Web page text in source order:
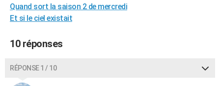
GUIDES D'ACHAT
Carte de Noël
Carte Bonne année
Carte Saint-Valentin
Carte Pâques
Carte d'anniversaire
Quand sort la saison 2 de mercredi
Et si le ciel existait
10 réponses
RÉPONSE 1 / 10